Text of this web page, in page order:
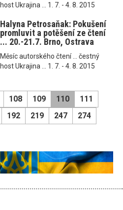
host Ukrajina ... 1. 7. - 4. 8. 2015
Halyna Petrosaňak: Pokušení
promluvit a potěšení ze čtení
... 20.-21.7. Brno, Ostrava
Měsíc autorského čtení ... čestný
host Ukrajina ... 1. 7. - 4. 8. 2015
108 109 110
111
192 219 247 274